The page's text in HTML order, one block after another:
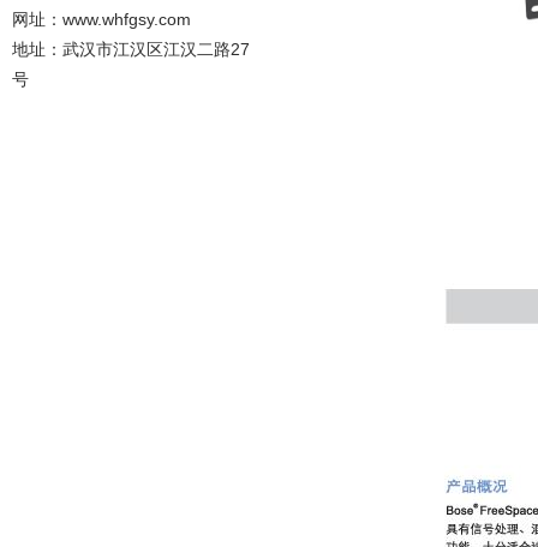
网址：www.whfgsy.com
地址：武汉市江汉区江汉二路27
号